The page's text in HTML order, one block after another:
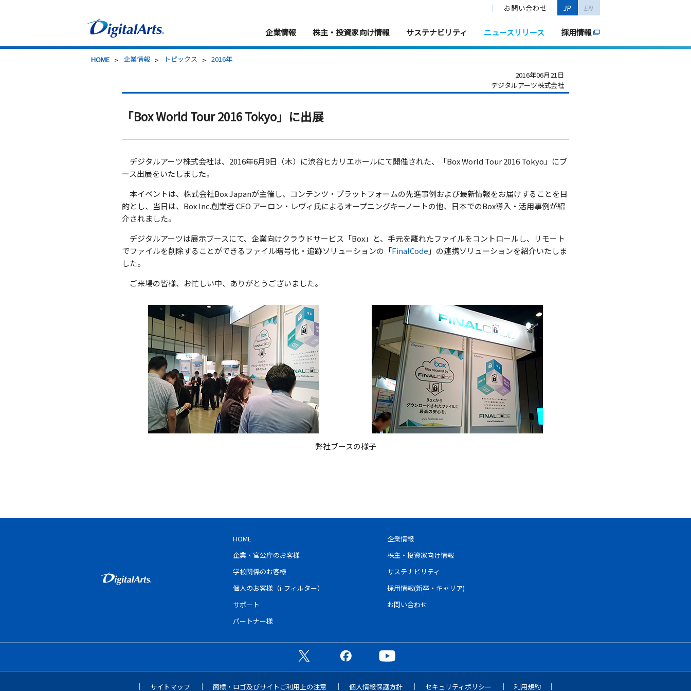
お問い合わせ JP EN
企業情報 株主・投資家向け情報 サステナビリティ ニュースリリース 採用情報
HOME 企業情報 トピックス
2016年
2016年06月21日
デジタルアーツ株式会社
「Box World Tour 2016 Tokyo」に出展
デジタルアーツ株式会社は、2016年6月9日（木）に渋谷ヒカリエホールにて開催された、「Box World Tour 2016 Tokyo」にブ
ース出展をいたしました。
本イベントは、株式会社Box Japanが主催し、コンテンツ・プラットフォームの先進事例および最新情報をお届けすることを目
的とし、当日は、Box Inc.創業者 CEO アーロン・レヴィ氏によるオープニングキーノートの他、日本でのBox導入・活用事例が紹
介されました。
デジタルアーツは展示ブースにて、企業向けクラウドサービス「Box」と、手元を離れたファイルをコントロールし、リモート
でファイルを削除することができるファイル暗号化・追跡ソリューションの「FinalCode 」の連携ソリューションを紹介いたしま
した。
ご来場の皆様、お忙しい中、ありがとうございました。
弊社ブースの様子
HOME
企業・官公庁のお客様
学校関係のお客様
個人のお客様（i-フィルター）
サポート
パートナー様
企業情報
株主・投資家向け情報
サステナビリティ
採用情報(新卒・キャリア)
お問い合わせ
公式X（旧Twitter）ページ
公式Facebookページ
サイトマップ 商標・ロゴ及びサイトご利用上の注意 個人情報保護方針 セキュリティポリシー 利用規約